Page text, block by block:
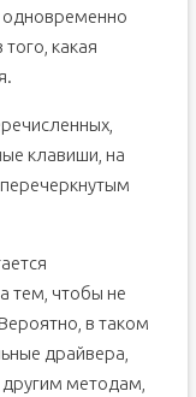
одновременно
какая
клавиши, на
тем, чтобы не
в таком
драйвера,
методам,